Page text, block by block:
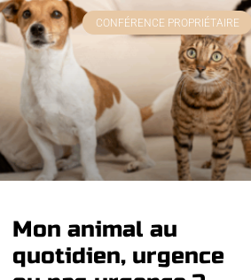
CONFÉRENCE PROPRIÉTAIRE
Mon animal au
quotidien, urgence